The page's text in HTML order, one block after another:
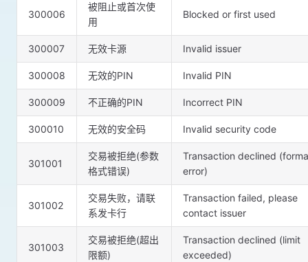
300006
被阻止或首次使
用
Blocked or first used
300007 无效卡源 Invalid issuer
300008 无效的PIN Invalid PIN
300009 不正确的PIN Incorrect PIN
300010 无效的安全码 Invalid security code
301001
交易被拒绝(参数
格式错误)
Transaction declined
error)
301002
交易失败，请联
系发卡行
Transaction failed, please
contact issuer
301003
交易被拒绝(超出
限额)
Transaction declined (limit
exceeded)